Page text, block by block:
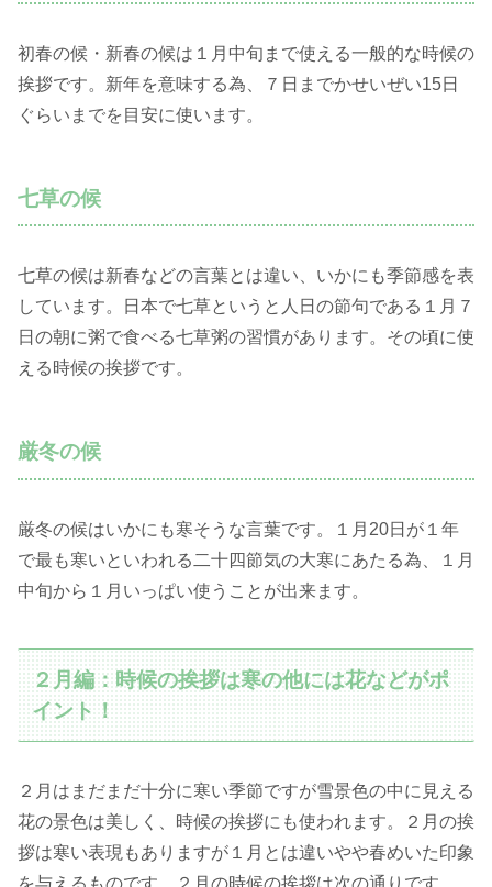
初春の候・新春の候は１月中旬まで使える一般的な時候の
挨拶です。新年を意味する為、７日までかせいぜい15日
ぐらいまでを目安に使います。
七草の候
七草の候は新春などの言葉とは違い、いかにも季節感を表
しています。日本で七草というと人日の節句である１月７
日の朝に粥で食べる七草粥の習慣があります。その頃に使
える時候の挨拶です。
厳冬の候
厳冬の候はいかにも寒そうな言葉です。１月20日が１年
で最も寒いといわれる二十四節気の大寒にあたる為、１月
中旬から１月いっぱい使うことが出来ます。
２月編：時候の挨拶は寒の他には花などがポ
イント！
２月はまだまだ十分に寒い季節ですが雪景色の中に見える
花の景色は美しく、時候の挨拶にも使われます。２月の挨
拶は寒い表現もありますが１月とは違いやや春めいた印象